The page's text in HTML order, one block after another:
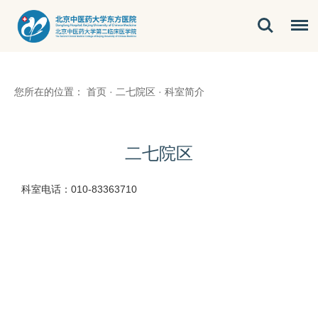
您所在的位置： 首页 · 二七院区 · 科室简介
二七院区
科室电话：010-83363710